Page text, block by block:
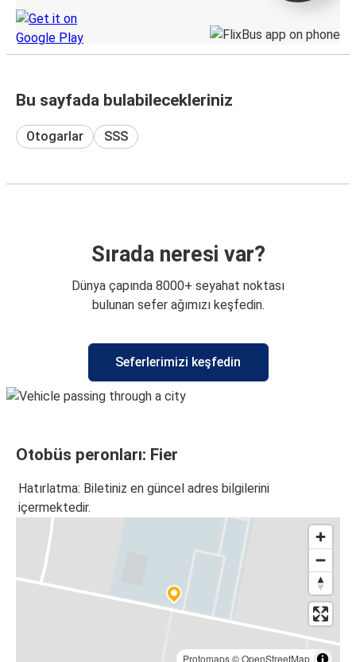
Bu sayfada bulabilecekleriniz
Otogarlar SSS
Sırada neresi var?
Dünya çapında 8000+ seyahat noktası
bulunan sefer ağımızı keşfedin.
Seferlerimizi keşfedin
Otobüs peronları: Fier
Hatırlatma: Biletiniz en güncel adres bilgilerini
içermektedir.
Protomaps©OpenStreetMap